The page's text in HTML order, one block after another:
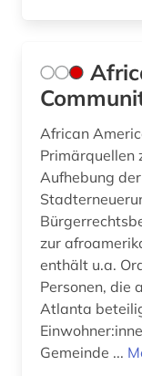
estland (1)
ethik (2)
African
Primärquellen
Aufhebung
zur
enthält u.a.
Personen, die
Atlanta
Gemeinde ...